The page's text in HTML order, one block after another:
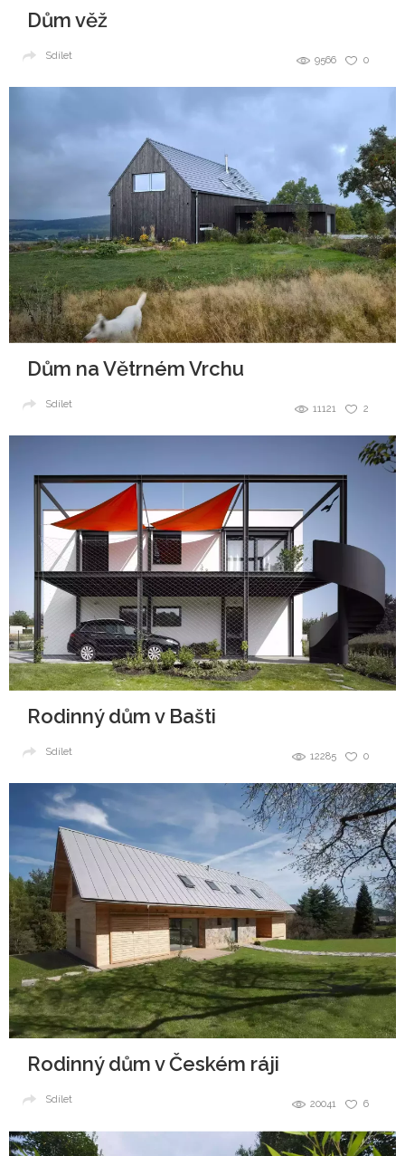
Dům věž
0
9566
Sdílet
Dům na Větrném Vrchu
2
11121
Sdílet
Rodinný dům v Bašti
0
12285
Sdílet
Rodinný dům v Českém ráji
6
20041
Sdílet